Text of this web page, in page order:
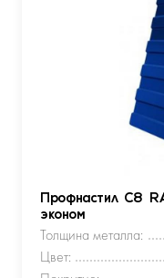
Профнастил С8
эконом
Толщина металла:
Цвет: